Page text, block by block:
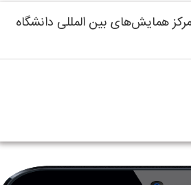
همایش‌های بین المللی دانشگاه